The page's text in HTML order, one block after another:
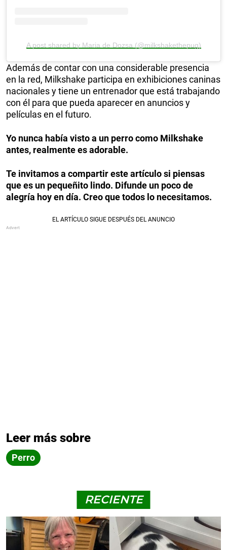
A post shared by Maria de Dozsa (@milkshakethepug)
Además de contar con una considerable presencia
en la red, Milkshake participa en exhibiciones caninas
nacionales y tiene un entrenador que está trabajando
con él para que pueda aparecer en anuncios y
películas en el futuro.
Yo nunca había visto a un perro como Milkshake
antes, realmente es adorable.
Te invitamos a compartir este artículo si piensas
que es un pequeñito lindo. Difunde un poco de
alegría hoy en día. Creo que todos lo necesitamos.
Leer más sobre
Perro
RECIENTE